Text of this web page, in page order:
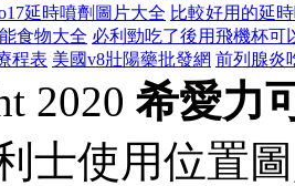
延時噴劑圖片大全 比較好用的延
食物大全 必利勁吃了後用飛機杯可
程表 美國v8壯陽藥批發網 前列腺炎
2020 希愛力
士使用位置